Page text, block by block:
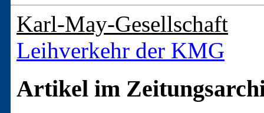
Karl-May-Gesellschaft
Leihverkehr der KMG
Artikel im